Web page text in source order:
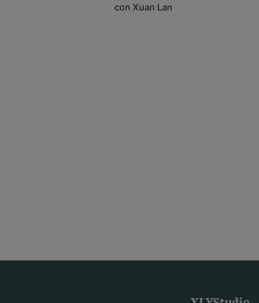
con Xuan Lan